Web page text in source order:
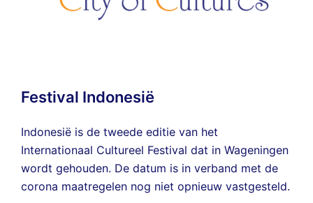
Festival Indonesië
Indonesië is de tweede editie van het
Internationaal Cultureel Festival dat in Wageningen
wordt gehouden. De datum is in verband met de
corona maatregelen nog niet opnieuw vastgesteld.